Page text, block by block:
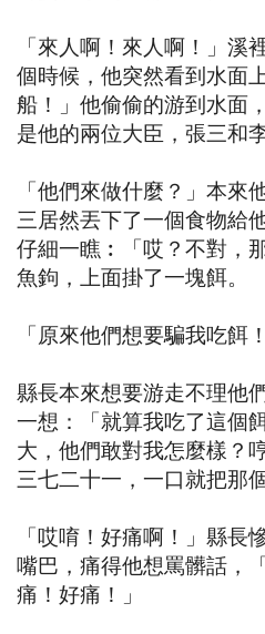
「來人啊！來人啊！」
個時候，他突然看到水面
船！」他偷偷的游到水面
是他的兩位大臣，張三和李
「他們來做什麼？」本
三居然丟下了一個食物給
仔細一瞧︰「哎？不對，
魚鉤，上面掛了一塊餌。
「原來他們想要騙我吃餌！
縣長本來想要游走不理他
一想：「就算我吃了這個
大，他們敢對我怎麼樣？
三七二十一，一口就把那
「哎唷！好痛啊！」縣
嘴巴，痛得他想罵髒話，
痛！好痛！」